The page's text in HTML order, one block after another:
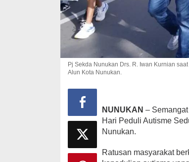
Pj Sekda Nunukan Drs. R. Iwan Kurnian
Alun Kota Nunukan.
NUNUKAN –
Hari Peduli Autisme
Nunukan.
Ratusan masyarakat